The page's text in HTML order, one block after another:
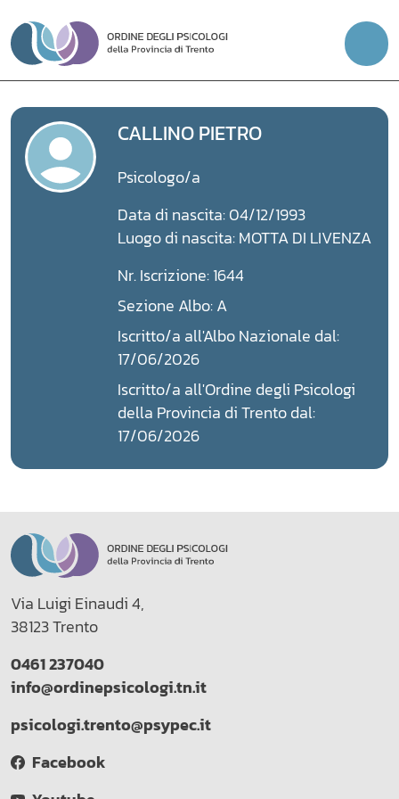
Vai
CALLINO PIETRO
Psicologo/a
Data di nascita: 04/12/1993
Luogo di nascita: MOTTA DI LIVENZA
Nr. Iscrizione: 1644
Sezione Albo: A
Iscritto/a all'Albo Nazionale dal:
17/06/2026
Iscritto/a all'Ordine degli Psicologi
della Provincia di Trento dal:
17/06/2026
Via Luigi Einaudi 4,
38123 Trento
0461 237040
info@ordinepsicologi.tn.it
psicologi.trento@psypec.it
Facebook